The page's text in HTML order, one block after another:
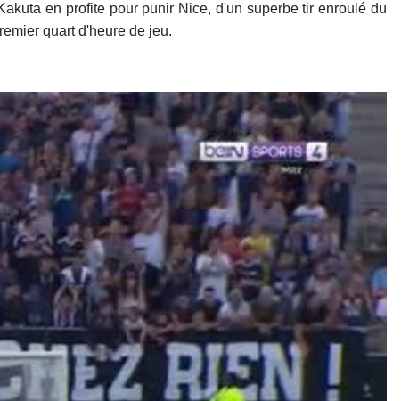
en profite pour punir Nice, d'un superbe tir enroulé du
quart d'heure de jeu.